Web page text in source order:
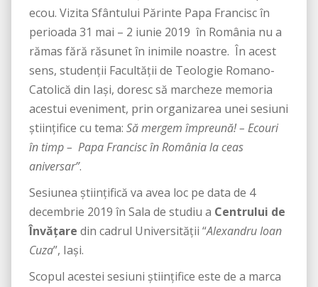
ecou. Vizita Sfântului Părinte Papa Francisc în
perioada 31 mai – 2 iunie 2019 în România nu a
rămas fără răsunet în inimile noastre. În acest
sens, studenții Facultății de Teologie Romano-
Catolică din Iași, doresc să marcheze memoria
acestui eveniment, prin organizarea unei sesiuni
științifice cu tema: Să mergem împreună! – Ecouri
în timp – Papa Francisc în România la ceas
aniversar”.
Sesiunea științifică va avea loc pe data de 4
decembrie 2019 în Sala de studiu a Centrului de
Învățare din cadrul Universității “Alexandru Ioan
Cuza”, Iași.
Scopul acestei sesiuni științifice este de a marca